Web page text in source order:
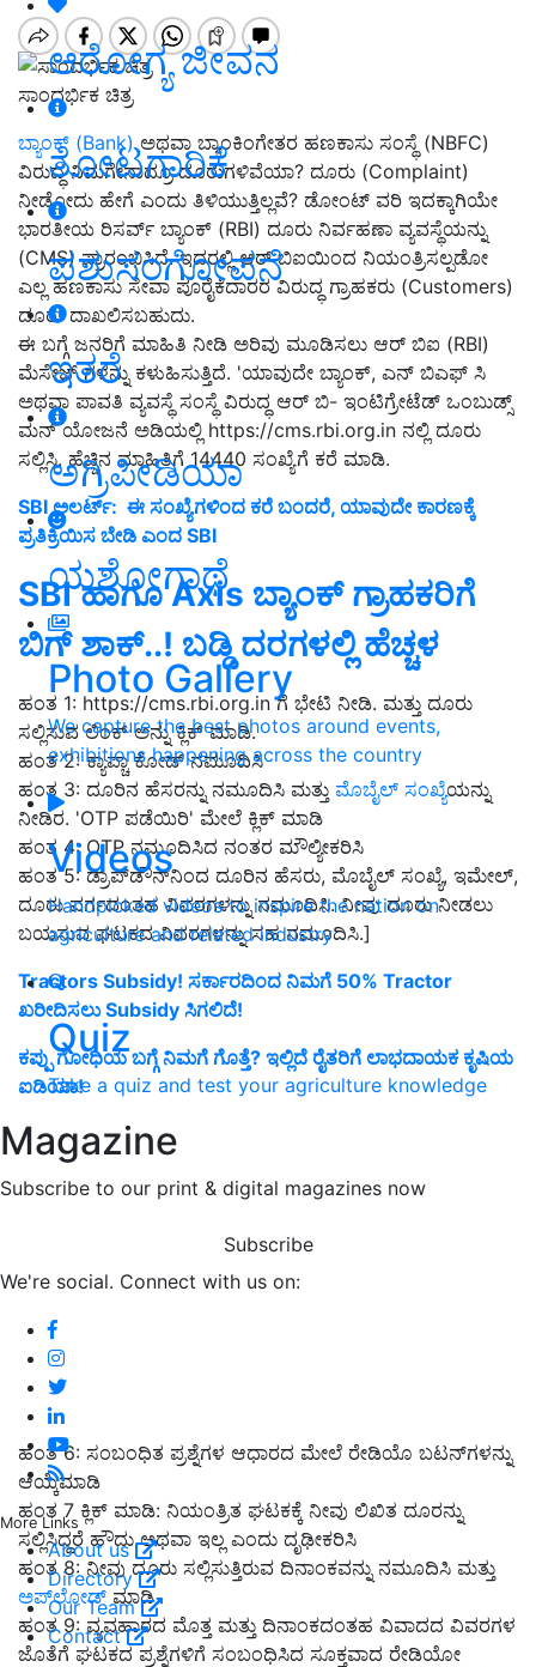
ಆರೋಗ್ಯ ಜೀವನ
ತೋಟಗಾರಿಕೆ
ಪಶುಸಂಗೋಪನೆ
ಇತರೆ
ಅಗ್ರಿಪೀಡಿಯಾ
ಯಶೋಗಾಥೆ
Photo Gallery
We capture the best photos around events,
exhibitions happening across the country
Videos
Handpicked videos to inspire the nation on
agriculture and related industry
Quiz
Take a quiz and test your agriculture knowledge
Magazine
Subscribe to our print & digital magazines now
Subscribe
We're social. Connect with us on:
More Links
About us
Directory
Our Team
Contact
ಸಾಂದರ್ಭಿಕ ಚಿತ್ರ
ಬ್ಯಾಂಕ್ (Bank)ಅಥವಾ ಬ್ಯಾಂಕಿಂಗೇತರ ಹಣಕಾಸು ಸಂಸ್ಥೆ (NBFC)
ವಿರುದ್ಧ ನಿಮಗೇನಾದ್ರೂ ದೂರುಗಳಿವೆಯಾ? ದೂರು (Complaint)
ನೀಡೋದು ಹೇಗೆ ಎಂದು ತಿಳಿಯುತ್ತಿಲ್ಲವೆ? ಡೋಂಟ್ ವರಿ ಇದಕ್ಕಾಗಿಯೇ
ಭಾರತೀಯ ರಿಸರ್ವ್ ಬ್ಯಾಂಕ್ (RBI) ದೂರು ನಿರ್ವಹಣಾ ವ್ಯವಸ್ಥೆಯನ್ನು
(CMS) ಪ್ರಾರಂಭಿಸಿದೆ. ಇದರಲ್ಲಿ ಆರ್ ಬಿಐಯಿಂದ ನಿಯಂತ್ರಿಸಲ್ಪಡೋ
ಎಲ್ಲ ಹಣಕಾಸು ಸೇವಾ ಪೂರೈಕೆದಾರರ ವಿರುದ್ಧ ಗ್ರಾಹಕರು (Customers)
ದೂರು ದಾಖಲಿಸಬಹುದು.
ಈ ಬಗ್ಗೆ ಜನರಿಗೆ ಮಾಹಿತಿ ನೀಡಿ ಅರಿವು ಮೂಡಿಸಲು ಆರ್ ಬಿಐ (RBI)
ಮೆಸೇಜ್ ಗಳನ್ನು ಕಳುಹಿಸುತ್ತಿದೆ. 'ಯಾವುದೇ ಬ್ಯಾಂಕ್, ಎನ್ ಬಿಎಫ್ ಸಿ
ಅಥವಾ ಪಾವತಿ ವ್ಯವಸ್ಥೆ ಸಂಸ್ಥೆ ವಿರುದ್ಧ ಆರ್ ಬಿ- ಇಂಟಿಗ್ರೇಟೆಡ್ ಒಂಬುಡ್ಸ್
ಮನ್ ಯೋಜನೆ ಅಡಿಯಲ್ಲಿ https://cms.rbi.org.in ನಲ್ಲಿ ದೂರು
ಸಲ್ಲಿಸಿ. ಹೆಚ್ಚಿನ ಮಾಹಿತಿಗೆ 14440 ಸಂಖ್ಯೆಗೆ ಕರೆ ಮಾಡಿ.
SBI ಅಲರ್ಟ್‌: ಈ ಸಂಖ್ಯೆಗಳಿಂದ ಕರೆ ಬಂದರೆ, ಯಾವುದೇ ಕಾರಣಕ್ಕೆ
ಪ್ರತಿಕ್ರಿಯಿಸ ಬೇಡಿ ಎಂದ SBI
SBI ಹಾಗೂ Axis ಬ್ಯಾಂಕ್‌ ಗ್ರಾಹಕರಿಗೆ
ಬಿಗ್‌ ಶಾಕ್..! ಬಡ್ಡಿ ದರಗಳಲ್ಲಿ ಹೆಚ್ಚಳ
ಹಂತ 1: https://cms.rbi.org.in ಗೆ ಭೇಟಿ ನೀಡಿ. ಮತ್ತು ದೂರು
ಸಲ್ಲಿಸುವ ಲಿಂಕ್ ಅನ್ನು ಕ್ಲಿಕ್ ಮಾಡಿ.
ಹಂತ 2: ಕ್ಯಾಪ್ಚಾ ಕೋಡ್ ನಮೂದಿಸಿ
ಹಂತ 3: ದೂರಿನ ಹೆಸರನ್ನು ನಮೂದಿಸಿ ಮತ್ತು ಮೊಬೈಲ್ ಸಂಖ್ಯೆಯನ್ನು
ನೀಡಿರ. 'OTP ಪಡೆಯಿರಿ' ಮೇಲೆ ಕ್ಲಿಕ್ ಮಾಡಿ
ಹಂತ 4: OTP ನಮೂದಿಸಿದ ನಂತರ ಮೌಲ್ಯೀಕರಿಸಿ
ಹಂತ 5: ಡ್ರಾಪ್‌ಡೌನ್‌ನಿಂದ ದೂರಿನ ಹೆಸರು, ಮೊಬೈಲ್ ಸಂಖ್ಯೆ, ಇಮೇಲ್,
ದೂರು ವರ್ಗದಂತಹ ವಿವರಗಳನ್ನು ನಮೂದಿಸಿ. ನೀವು ದೂರು ನೀಡಲು
ಬಯಸುವ ಘಟಕದ ವಿವರಗಳನ್ನು ಸಹ ನಮೂದಿಸಿ.]
Tractors Subsidy! ಸರ್ಕಾರದಿಂದ ನಿಮಗೆ 50% Tractor
ಖರೀದಿಸಲು Subsidy ಸಿಗಲಿದೆ!
ಕಪ್ಪು ಗೋಧಿಯ ಬಗ್ಗೆ ನಿಮಗೆ ಗೊತ್ತೆ? ಇಲ್ಲಿದೆ ರೈತರಿಗೆ ಲಾಭದಾಯಕ ಕೃಷಿಯ
ಐಡಿಯಾ!
ಹಂತ 6: ಸಂಬಂಧಿತ ಪ್ರಶ್ನೆಗಳ ಆಧಾರದ ಮೇಲೆ ರೇಡಿಯೊ ಬಟನ್‌ಗಳನ್ನು
ಆಯ್ಕೆಮಾಡಿ
ಹಂತ 7 ಕ್ಲಿಕ್ ಮಾಡಿ: ನಿಯಂತ್ರಿತ ಘಟಕಕ್ಕೆ ನೀವು ಲಿಖಿತ ದೂರನ್ನು
ಸಲ್ಲಿಸಿದ್ದರೆ ಹೌದು ಅಥವಾ ಇಲ್ಲ ಎಂದು ದೃಢೀಕರಿಸಿ
ಹಂತ 8: ನೀವು ದೂರು ಸಲ್ಲಿಸುತ್ತಿರುವ ದಿನಾಂಕವನ್ನು ನಮೂದಿಸಿ ಮತ್ತು
ಅಪ್‌ಲೋಡ್ ಮಾಡಿ
ಹಂತ 9: ವ್ಯವಹಾರದ ಮೊತ್ತ ಮತ್ತು ದಿನಾಂಕದಂತಹ ವಿವಾದದ ವಿವರಗಳ
ಜೊತೆಗೆ ಘಟಕದ ಪ್ರಶ್ನೆಗಳಿಗೆ ಸಂಬಂಧಿಸಿದ ಸೂಕ್ತವಾದ ರೇಡಿಯೋ